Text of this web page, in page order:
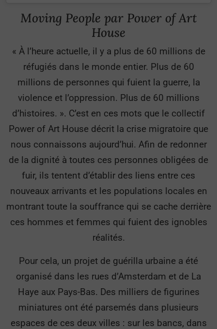
Moving People par Power of Art
House
« À l’heure actuelle, il y a plus de 60 millions de
réfugiés dans le monde entier. Plus de 60
millions de personnes qui fuient la guerre, la
violence et l’oppression. Plus de 60 millions
d’histoires. ». C’est en ces mots que le collectif
Power of Art House décrit la crise migratoire que
nous connaissons aujourd’hui. Afin de redonner
de la dignité à toutes ces personnes obligées de
fuir, ils tentent d’établir des liens entre ces
nouveaux arrivants et les populations locales en
montrant toute la souffrance qui se cache derrière
ces hommes et femmes qui fuient des ignobles
réalités.
Pour cela, un projet de guérilla urbaine a été
organisé dans les rues d’Amsterdam et de La
Haye aux Pays-Bas. Des milliers de figurines
miniatures ont été parsemés dans plusieurs
espaces de ces deux villes : sur les bancs, dans